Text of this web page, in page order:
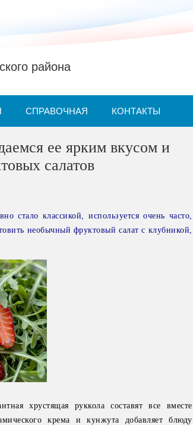
района
СПРАВОЧНАЯ КОНТАКТЫ
ее ярким вкусом и
салатов
стало классикой, используется очень часто,
необычный фруктовый салат с клубникой,
хрустящая руккола составят все вместе
крема и кунжута добавляет блюду